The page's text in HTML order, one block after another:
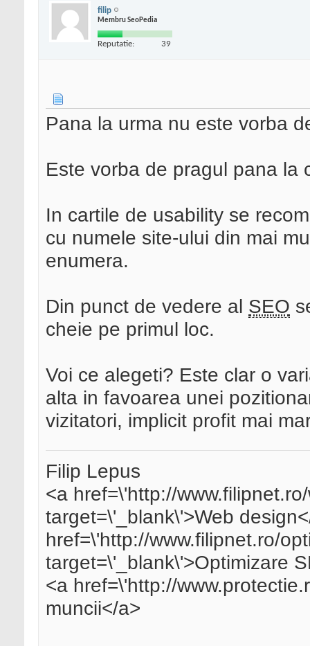
filip
Membru SeoPedia
Reputatie: 39
Pana la urma nu este vorba
Este vorba de pragul pana la
In cartile de usability se
cu numele site-ului din mai
enumera.
Din punct de vedere al SEO
cheie pe primul loc.
Voi ce alegeti? Este clar o
alta in favoarea unei
vizitatori, implicit profit mai
Filip Lepus
<a href=\'http://
target=\'_blank\'>Web
href=\'http://www.filipnet.ro/
target=\'_blank\'>Optimizare
<a href=\'http://
muncii</a>